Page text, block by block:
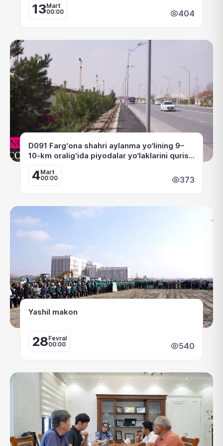
13Mart
00:00
404
D091 Farg‘ona shahri aylanma yo‘lining 9–
10-km oralig‘ida piyodalar yo‘laklarini qurish
ishlari amalga oshirilmoqda.
4Mart
00:00
373
Yashil makon
28Fevral
00:00
540